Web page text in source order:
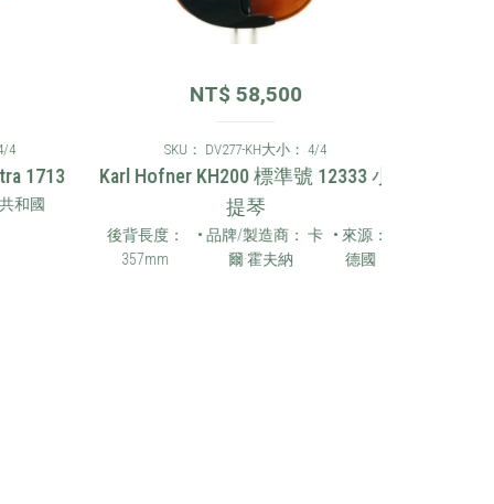
國
NT$58,500
SKU： DV277-KH大小： 4/4
Karl Hofner KH200 標準號 12333 小
提琴
後背長度：
357mm
• 品牌/製造商： 卡
爾·霍夫納
• 來源：
德國